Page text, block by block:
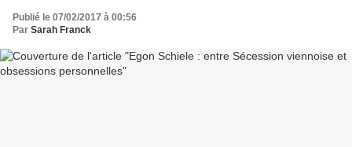
Publié le 07/02/2017 à 00:56
Par Sarah Franck